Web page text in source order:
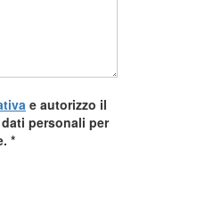
e autorizzo il
personali per
*